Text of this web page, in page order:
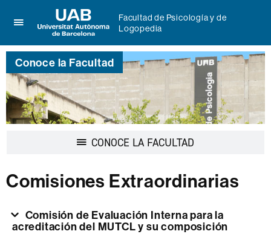
aquí
para
desplegar
el
menú
de
Facultad
Logopedia
Universitat
Autònoma
de
Barcelona
Facultad de Psicología y de
Logopedia
Conoce la Facultad
CONOCE LA FACULTAD
Comisiones Extraordinarias
acreditación del MUTCL y su composición